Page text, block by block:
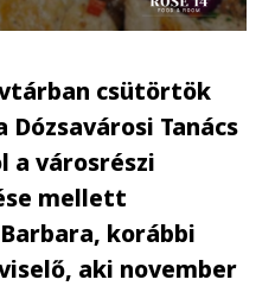
csütörtök
Tanács
a városrészi
mellett
korábbi
aki november